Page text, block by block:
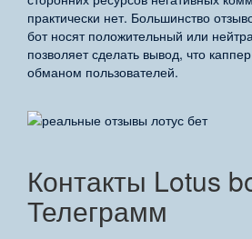
практически нет. Большинство
бот носят положительный или
позволяет сделать вывод, что
обманом пользователей.
Контакты Lotus
Телеграмм